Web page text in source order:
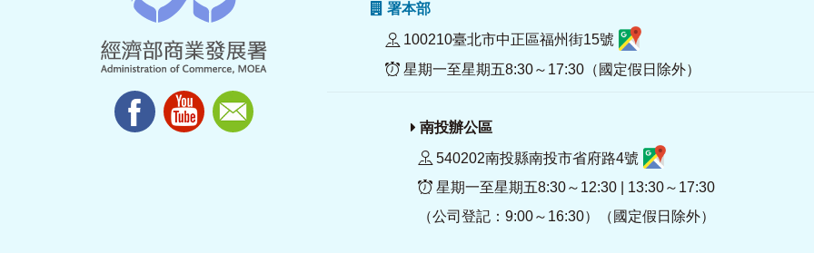
署本部
100210臺北市中正區福州街15號
星期一至星期五8:30～17:30（國定假日除外）
南投辦公區
540202南投縣南投市省府路4號
星期一至星期五8:30～12:30 | 13:30～17:30
（公司登記：9:00～16:30）（國定假日除外）